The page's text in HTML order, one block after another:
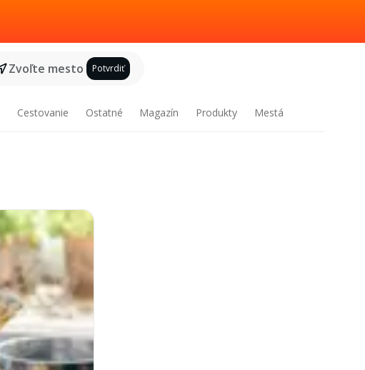
Zvoľte mesto Potvrdiť
Cestovanie Ostatné Magazín Produkty Mestá